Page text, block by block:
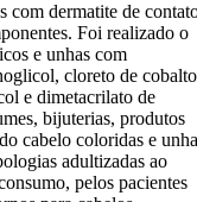
com dermatite de
Foi realizado o
e unhas com
cloreto de
e dimetacrilato de
bijuterias, produtos
cabelo coloridas e
adultizadas ao
pelos pacientes